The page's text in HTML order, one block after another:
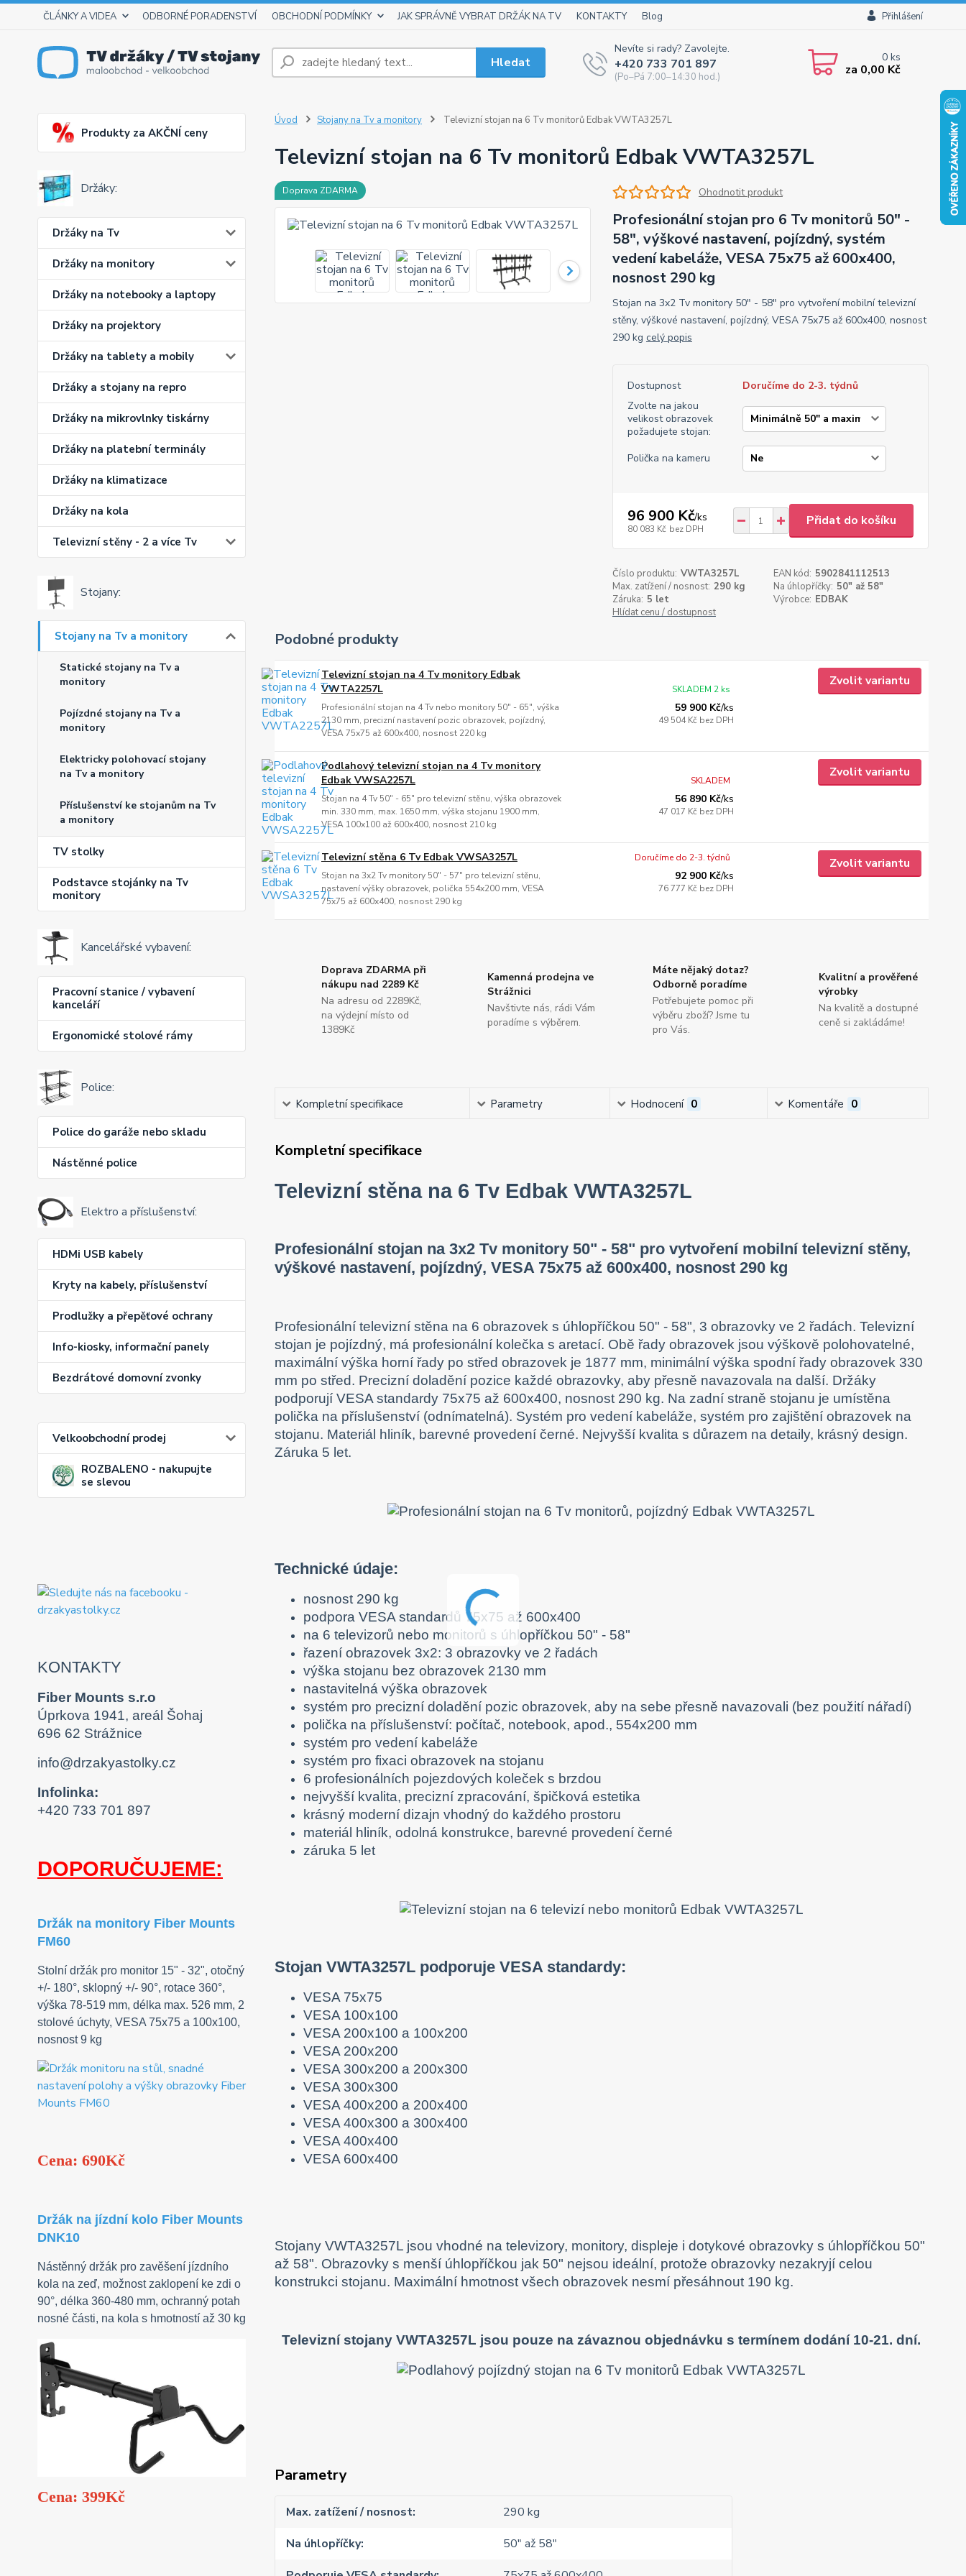
ČLÁNKY A VIDEA ODBORNÉ PORADENSTVÍ OBCHODNÍ PODMÍNKY JAK SPRÁVNĚ VYBRAT DRŽÁK NA TV KONTAKTY Blog Přihlášení
Hledat
Nevíte si rady? Zavolejte.
+420 733 701 897
(Po–Pá 7:00–14:30 hod.)
0ks
za 0,00 Kč
Produkty za AKČNÍ ceny
Držáky:
Držáky na Tv
Držáky na monitory
Držáky na notebooky a laptopy
Držáky na projektory
Držáky na tablety a mobily
Držáky a stojany na repro
Držáky na mikrovlnky tiskárny
Držáky na platební terminály
Držáky na klimatizace
Držáky na kola
Televizní stěny - 2 a více Tv
Stojany:
Stojany na Tv a monitory
Statické stojany na Tv a
monitory
Pojízdné stojany na Tv a
monitory
Elektricky polohovací stojany
na Tv a monitory
Příslušenství ke stojanům na Tv
a monitory
TV stolky
Podstavce stojánky na Tv
monitory
Kancelářské vybavení:
Pracovní stanice / vybavení
kanceláří
Ergonomické stolové rámy
Police:
Police do garáže nebo skladu
Nástěnné police
Elektro a příslušenství:
HDMi USB kabely
Kryty na kabely, příslušenství
Prodlužky a přepěťové ochrany
Info-kiosky, informační panely
Bezdrátové domovní zvonky
Velkoobchodní prodej
ROZBALENO - nakupujte
se slevou
KONTAKTY
Fiber Mounts s.r.o
Úprkova 1941, areál Šohaj
696 62 Strážnice
info@drzakyastolky.cz
Infolinka:
+420 733 701 897
DOPORUČUJEME:
Držák na monitory Fiber Mounts
FM60
Stolní držák pro monitor 15" - 32", otočný
+/- 180°, sklopný +/- 90°, rotace 360°,
výška 78-519 mm, délka max. 526 mm, 2
stolové úchyty, VESA 75x75 a 100x100,
nosnost 9 kg
Cena: 690Kč
Držák na jízdní kolo Fiber Mounts
DNK10
Nástěnný držák pro zavěšení jízdního
kola na zeď, možnost zaklopení ke zdi o
90°, délka 360-480 mm, ochranný potah
nosné části, na kola s hmotností až 30 kg
Cena: 399Kč
Úvod Stojany na Tv a monitory Televizní stojan na 6 Tv monitorů Edbak VWTA3257L
Televizní stojan na 6 Tv monitorů Edbak VWTA3257L
Doprava ZDARMA Ohodnotit produkt
Profesionální stojan pro 6 Tv monitorů 50" -
58", výškové nastavení, pojízdný, systém
vedení kabeláže, VESA 75x75 až 600x400,
nosnost 290 kg
Stojan na 3x2 Tv monitory 50" - 58" pro vytvoření mobilní televizní
stěny, výškové nastavení, pojízdný, VESA 75x75 až 600x400, nosnost
290 kg celý popis
Dostupnost
Doručíme do 2-3. týdnů
Zvolte na jakou
velikost obrazovek
požadujete stojan:
Polička na kameru
96 900 Kč/ks
80 083 Kč bez DPH
Přidat do košíku
Číslo produktu: VWTA3257L EAN kód: 5902841112513
Max. zatížení / nosnost: 290 kg Na úhlopříčky: 50" až 58"
Záruka: 5 let Výrobce: EDBAK
Hlídat cenu / dostupnost
Podobné produkty
Televizní stojan na 4 Tv monitory Edbak
VWTA2257L
Profesionální stojan na 4 Tv nebo monitory 50" - 65", výška
2130 mm, precizní nastavení pozic obrazovek, pojízdný,
VESA 75x75 až 600x400, nosnost 220 kg
59 900 Kč/ks
49 504 Kč bez DPH
SKLADEM 2 ks
Zvolit variantu
Podlahový televizní stojan na 4 Tv monitory
Edbak VWSA2257L
Stojan na 4 Tv 50" - 65" pro televizní stěnu, výška obrazovek
min. 330 mm, max. 1650 mm, výška stojanu 1900 mm,
VESA 100x100 až 600x400, nosnost 210 kg
56 890 Kč/ks
47 017 Kč bez DPH
SKLADEM
Zvolit variantu
Televizní stěna 6 Tv Edbak VWSA3257L
Stojan na 3x2 Tv monitory 50" - 57" pro televizní stěnu,
nastavení výšky obrazovek, polička 554x200 mm, VESA
75x75 až 600x400, nosnost 290 kg
92 900 Kč/ks
76 777 Kč bez DPH
Doručíme do 2-3. týdnů Zvolit variantu
Doprava ZDARMA při
nákupu nad 2289 Kč
Na adresu od 2289Kč,
na výdejní místo od
1389Kč
Kamenná prodejna ve
Strážnici
Navštivte nás, rádi Vám
poradíme s výběrem.
Máte nějaký dotaz?
Odborně poradíme
Potřebujete pomoc při
výběru zboží? Jsme tu
pro Vás.
Kvalitní a prověřené
výrobky
Na kvalitě a dostupné
ceně si zakládáme!
Kompletní specifikace Parametry Hodnocení 0 Komentáře 0
Kompletní specifikace
Televizní stěna na 6 Tv Edbak VWTA3257L
Profesionální stojan na 3x2 Tv monitory 50" - 58" pro vytvoření mobilní televizní stěny,
výškové nastavení, pojízdný, VESA 75x75 až 600x400, nosnost 290 kg
Profesionální televizní stěna na 6 obrazovek s úhlopříčkou 50" - 58", 3 obrazovky ve 2 řadách. Televizní
stojan je pojízdný, má profesionální kolečka s aretací. Obě řady obrazovek jsou výškově polohovatelné,
maximální výška horní řady po střed obrazovek je 1877 mm, minimální výška spodní řady obrazovek 330
mm po střed. Precizní doladění pozice každé obrazovky, aby přesně navazovala na další. Držáky
podporují VESA standardy 75x75 až 600x400, nosnost 290 kg. Na zadní straně stojanu je umístěna
polička na příslušenství (odnímatelná). Systém pro vedení kabeláže, systém pro zajištění obrazovek na
stojanu. Materiál hliník, barevné provedení černé. Nejvyšší kvalita s důrazem na detaily, krásný design.
Záruka 5 let.
Technické údaje:
nosnost 290 kg
podpora VESA standardů 75x75 až 600x400
na 6 televizorů nebo monitorů s úhlopříčkou 50" - 58"
řazení obrazovek 3x2: 3 obrazovky ve 2 řadách
výška stojanu bez obrazovek 2130 mm
nastavitelná výška obrazovek
systém pro precizní doladění pozic obrazovek, aby na sebe přesně navazovali (bez použití nářadí)
polička na příslušenství: počítač, notebook, apod., 554x200 mm
systém pro vedení kabeláže
systém pro fixaci obrazovek na stojanu
6 profesionálních pojezdových koleček s brzdou
nejvyšší kvalita, precizní zpracování, špičková estetika
krásný moderní dizajn vhodný do každého prostoru
materiál hliník, odolná konstrukce, barevné provedení černé
záruka 5 let
Stojan VWTA3257L podporuje VESA standardy:
VESA 75x75
VESA 100x100
VESA 200x100 a 100x200
VESA 200x200
VESA 300x200 a 200x300
VESA 300x300
VESA 400x200 a 200x400
VESA 400x300 a 300x400
VESA 400x400
VESA 600x400
Stojany VWTA3257L jsou vhodné na televizory, monitory, displeje i dotykové obrazovky s úhlopříčkou 50"
až 58". Obrazovky s menší úhlopříčkou jak 50" nejsou ideální, protože obrazovky nezakryjí celou
konstrukci stojanu. Maximální hmotnost všech obrazovek nesmí přesáhnout 190 kg.
Televizní stojany VWTA3257L jsou pouze na závaznou objednávku s termínem dodání 10-21. dní.
Parametry
Max. zatížení / nosnost
290 kg
Na úhlopříčky
50" až 58"